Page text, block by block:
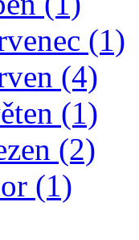
(1)
(4)
(1)
(2)
(1)